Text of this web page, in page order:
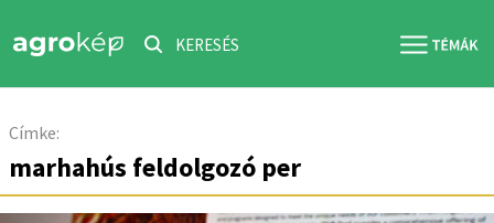
KERESÉS
Címke:
marhahús feldolgozó per